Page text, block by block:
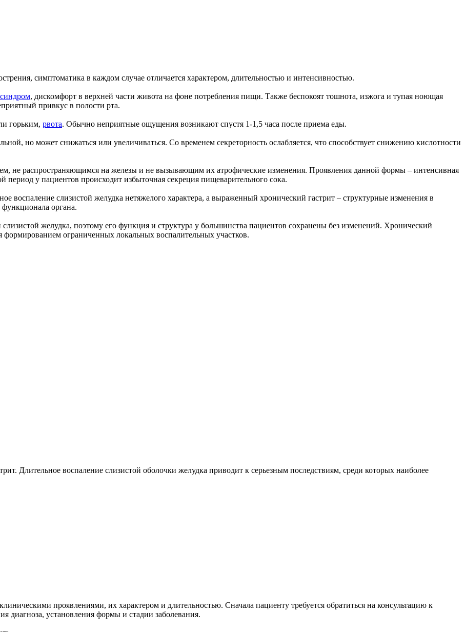
симптоматика в каждом случае отличается характером, длительностью и интенсивностью.
, дискомфорт в верхней части живота на фоне потребления пищи. Также беспокоят тошнота, изжога и тупая ноющая
привкус в полости рта.
горьким, рвота. Обычно неприятные ощущения возникают спустя 1-1,5 часа после приема еды.
но может снижаться или увеличиваться. Со временем секреторность ослабляется, что способствует снижению кислотности
не распространяющимся на железы и не вызывающим их атрофические изменения. Проявления данной формы – интенсивная
у пациентов происходит избыточная секреция пищеварительного сока.
воспаление слизистой желудка нетяжелого характера, а выраженный хронический гастрит – структурные изменения в
функционала органа.
желудка, поэтому его функция и структура у большинства пациентов сохранены без изменений. Хронический
формированием ограниченных локальных воспалительных участков.
Длительное воспаление слизистой оболочки желудка приводит к серьезным последствиям, среди которых наиболее
проявлениями, их характером и длительностью. Сначала пациенту требуется обратиться на консультацию к
диагноза, установления формы и стадии заболевания.